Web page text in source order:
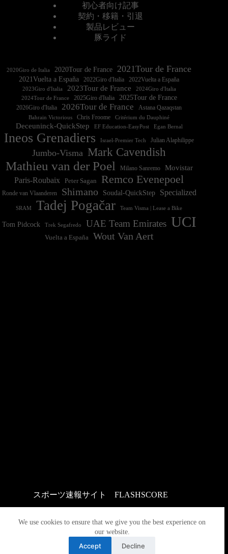
We use cookies to ensure that we give you the best experience on
our website.
Accept Decline
初心者向け記事
契約・移籍・引退
製品レビュー
豚ライド
2020Giro de Italia 2020Tour de France 2021Tour de France
2021Vuelta a España 2022Vuelta a España
2023Giro d'Italia 2023Tour de France
2024Tour de France
2025Giro d'Italia 2025Tour de France
2026Giro d'Italia 2026Tour de France Astana Qazaqstan
Bahrain Victorious Chris Froome Critérium du Dauphiné
Deceuninck-QuickStep EF Education-EasyPost Egan Bernal
Ineos Grenadiers Israel-Premier Tech Julian Alaphilippe
Jumbo-Visma Mark Cavendish
Mathieu van der Poel Milano Sanremo
Movistar
Paris-Roubaix
Peter Sagan Remco Evenepoel
Ronde van Vlaanderen Shimano Soudal-QuickStep Specialized
SRAM Tadej Pogačar Team Visma | Lease a Bike
Tom Pidcock Trek Segafredo UAE Team Emirates UCI
Vuelta a España Wout Van Aert
スポーツ速報サイト FLASHSCORE